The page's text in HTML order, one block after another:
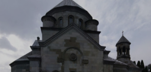
«повстяками» (postaki)…” “Вино. Крим
відмінне вино і його вдосталь: воно все
біле і дуже […]